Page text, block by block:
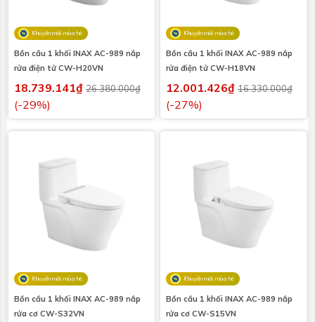
Khuyến mãi mùa hè
Bồn cầu 1 khối INAX AC-989 nắp
rửa điện tử CW-H20VN
18.739.141₫ 26.380.000₫
(-29%)
Khuyến mãi mùa hè
Bồn cầu 1 khối INAX AC-989 nắp
rửa điện tử CW-H18VN
12.001.426₫ 16.330.000₫
(-27%)
Khuyến mãi mùa hè
Bồn cầu 1 khối INAX AC-989 nắp
rửa cơ CW-S32VN
Khuyến mãi mùa hè
Bồn cầu 1 khối INAX AC-989 nắp
rửa cơ CW-S15VN